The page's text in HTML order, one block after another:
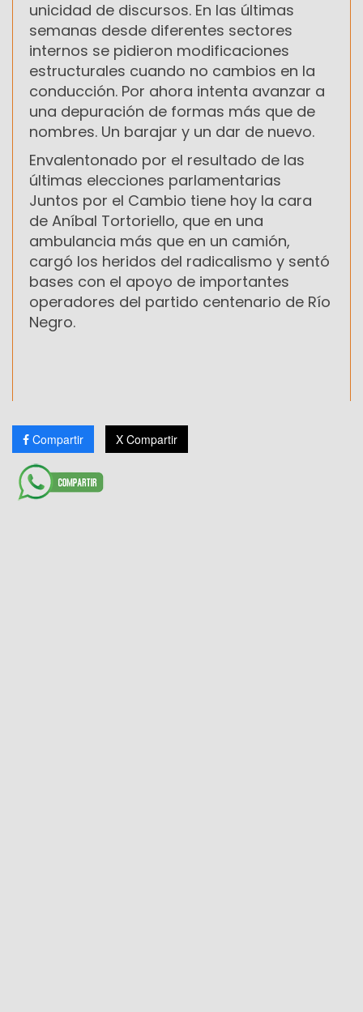
unicidad de discursos. En las últimas
semanas desde diferentes sectores
internos se pidieron modificaciones
estructurales cuando no cambios en la
conducción. Por ahora intenta avanzar a
una depuración de formas más que de
nombres. Un barajar y un dar de nuevo.
Envalentonado por el resultado de las
últimas elecciones parlamentarias
Juntos por el Cambio tiene hoy la cara
de Aníbal Tortoriello, que en una
ambulancia más que en un camión,
cargó los heridos del radicalismo y sentó
bases con el apoyo de importantes
operadores del partido centenario de Río
Negro.
Compartir X Compartir